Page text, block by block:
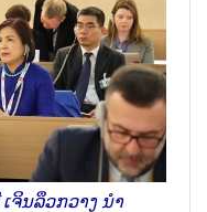
ຈິນລຶວກວາງ ນຳ